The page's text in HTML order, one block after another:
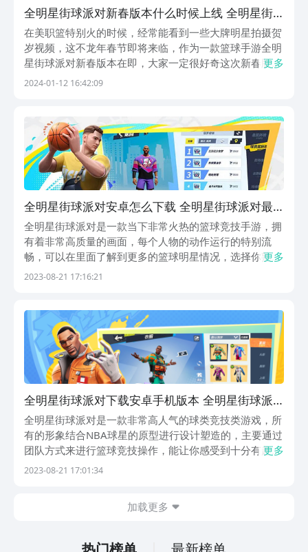
全明星街球派对新春版本什么时候上线 全明星街
球派对新春版本前瞻​
在美职篮特别火的时候，经常能看到一些大牌明星拍摄贺
岁视频，这不龙年春节即将来临，作为一款篮球手游全明
星街球派对新春版本在即，大家一定很好奇这次新春版本
什么时候上线，会有哪位大咖来给大家恭贺新年呢？下面
更多
2024-01-12 16:42:09
全明星街球派对安卓怎么下载 全明星街球派对最
新版本本下载安装链接分享
全明星街球派对是一款当下非常火热的篮球竞技手游，拥
有着非常高质量的画面，每个人物的动作运行的特别流
畅，可以在里面了解到更多的篮球明星情况，选择你熟悉
的人物来比赛。那么，全明星街球派对安卓怎么下载呢？
#《《《...
更多
2023-08-21 17:16:21
全明星街球派对下载安卓手机版本 全明星街球派
对下载链接推荐
全明星街球派对是一款非常高人气的球类竞技类游戏，所
有的形象结合NBA球星的原型进行设计塑造的，主要通过
团队方式来进行篮球竞技操作，能让你感受到十分有趣的
街头篮球比赛体验。那么，全明星街球派对下载安卓版本
更多
2023-08-21 17:01:34
加载更多